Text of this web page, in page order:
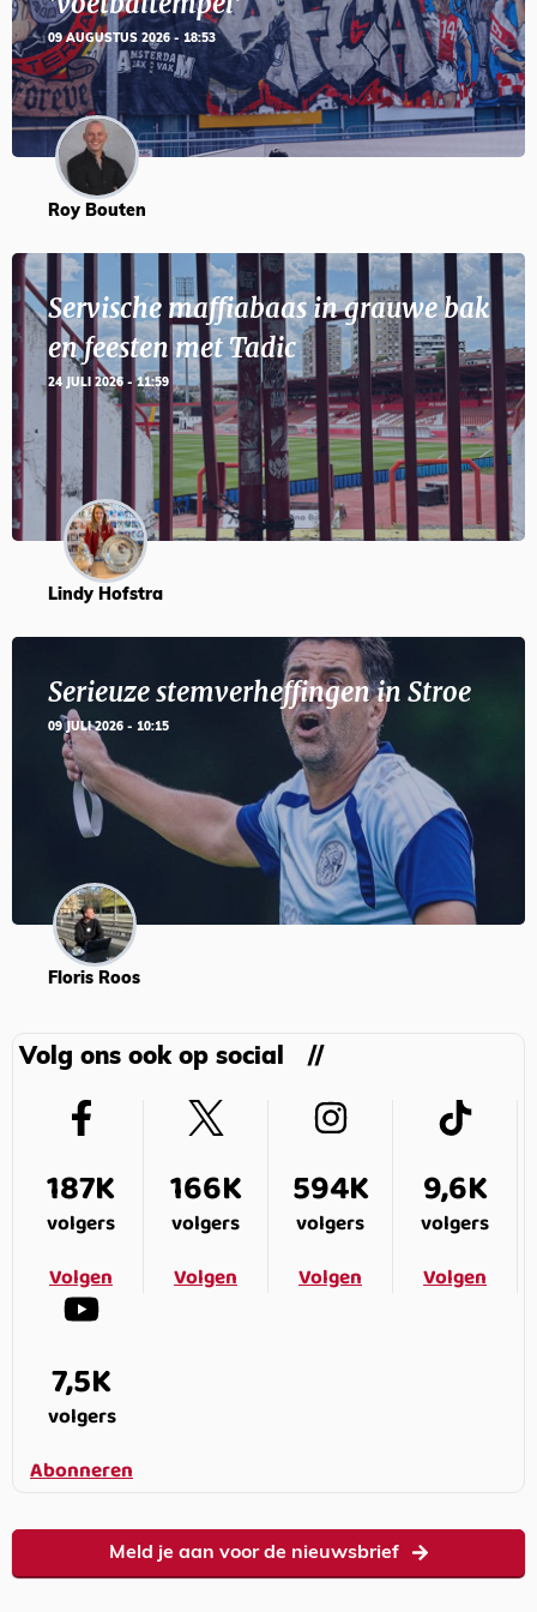
09 AUGUSTUS 2026 - 18:53
Roy Bouten
Servische maffiabaas in grauwe bak
en feesten met Tadic
24 JULI 2026 - 11:59
Lindy Hofstra
Serieuze stemverheffingen in Stroe
09 JULI 2026 - 10:15
Floris Roos
Volg ons ook op social
187K
volgers
Volgen
166K
volgers
Volgen
594K
volgers
Volgen
9,6K
volgers
Volgen
7,5K
volgers
Abonneren
Meld je aan voor de nieuwsbrief